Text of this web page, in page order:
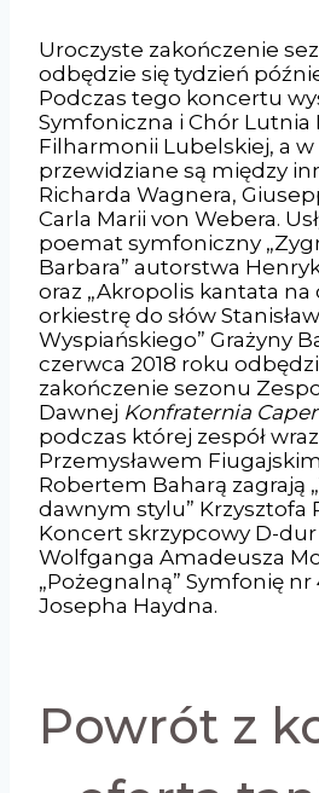
Uroczyste zakończenie
odbędzie się tydzień
Podczas tego koncertu
Symfoniczna i Chór Lutnia
Filharmonii Lubelskiej, a
przewidziane są między
Richarda Wagnera,
Carla Marii von Webera.
poemat symfoniczny
Barbara” autorstwa
oraz „Akropolis kantata na
orkiestrę do słów
Wyspiańskiego” Grażyny
czerwca 2018 roku
zakończenie sezonu
Dawnej Konfraternia
podczas której zespół
Przemysławem
Robertem Baharą zagrają
dawnym stylu” Krzysztofa
Koncert skrzypcowy D-dur
Wolfganga Amadeusza
„Pożegnalną” Symfonię
Josepha Haydna.
Powrót z